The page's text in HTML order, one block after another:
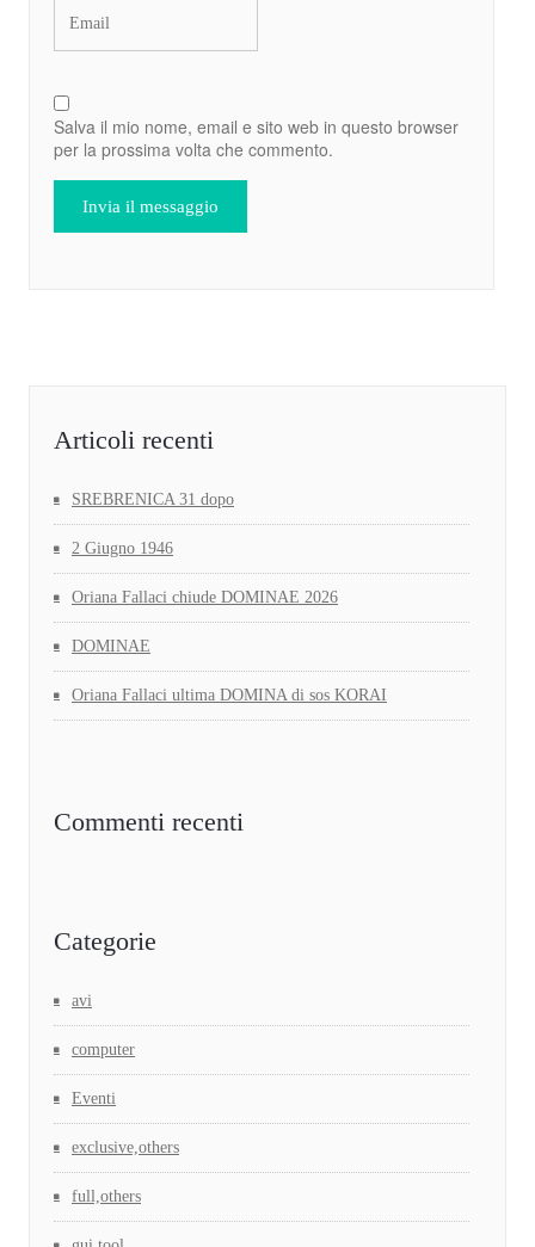
Salva il mio nome, email e sito web in questo browser
per la prossima volta che commento.
Articoli recenti
SREBRENICA 31 dopo
2 Giugno 1946
Oriana Fallaci chiude DOMINAE 2026
DOMINAE
Oriana Fallaci ultima DOMINA di sos KORAI
Commenti recenti
Categorie
avi
computer
Eventi
exclusive,others
full,others